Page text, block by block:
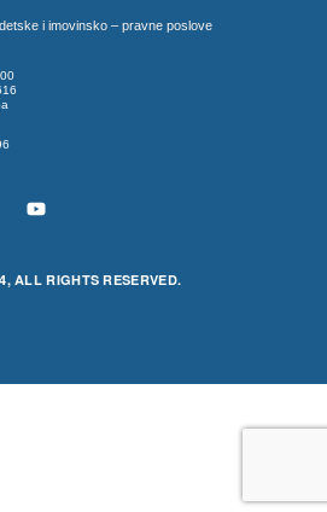
i imovinsko – pravne poslove
ALL RIGHTS RESERVED.